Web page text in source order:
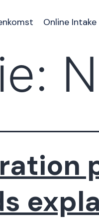
Online Intake